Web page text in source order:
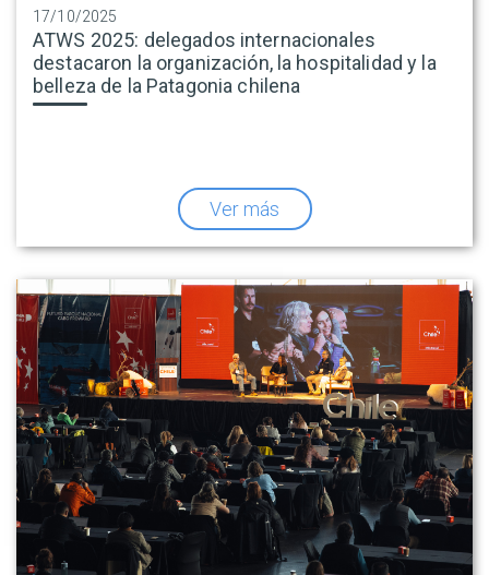
17/10/2025
ATWS 2025: delegados internacionales
destacaron la organización, la hospitalidad y la
belleza de la Patagonia chilena
Ver más